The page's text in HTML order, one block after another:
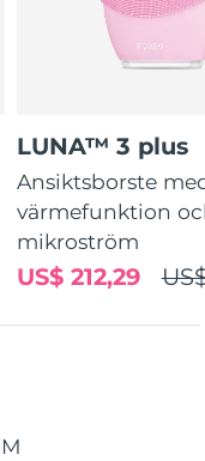
LUNA™ 3 plus
Ansiktsborste
värmefunktion
mikroström
US$ 212,29